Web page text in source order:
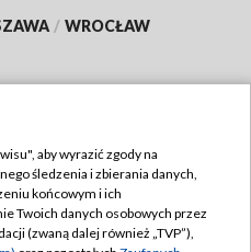
/ WROCŁAW
TVP
aby wyrazić zgody na
śledzenia i zbierania danych,
końcowym i ich
Twoich danych osobowych przez
(zwaną dalej również „TVP”),